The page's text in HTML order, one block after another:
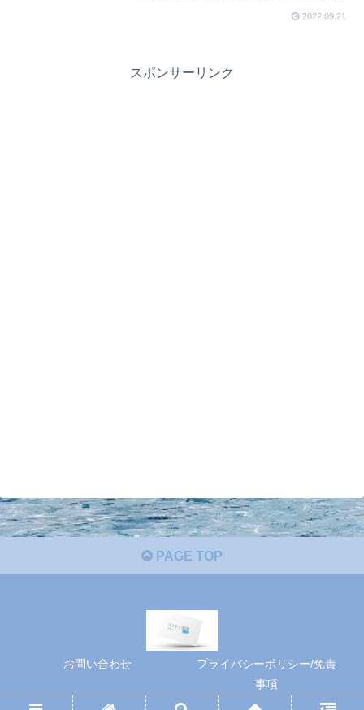
ることができてよかったです！」と笑顔で手を振って
2022.09.21
スポンサーリンク
PAGE TOP
お問い合わせ
プライバシーポリシー/免責
事項